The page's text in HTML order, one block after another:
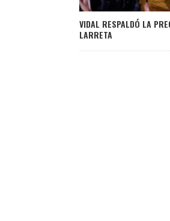
VIDAL RESPALDÓ LA
LARRETA